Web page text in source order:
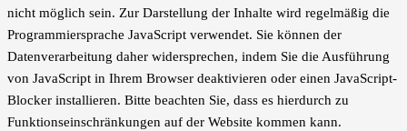
nicht möglich sein. Zur Darstellung der Inhalte wird regelmäßig die
Programmiersprache JavaScript verwendet. Sie können der
Datenverarbeitung daher widersprechen, indem Sie die Ausführung
von JavaScript in Ihrem Browser deaktivieren oder einen JavaScript-
Blocker installieren. Bitte beachten Sie, dass es hierdurch zu
Funktionseinschränkungen auf der Website kommen kann.